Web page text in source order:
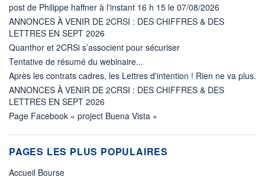
post de Philippe haffner à l'instant 16 h 15 le 07/08/2026
ANNONCES À VENIR DE 2CRSI : DES CHIFFRES & DES
LETTRES EN SEPT 2026
Quanthor et 2CRSi s’associent pour sécuriser
Tentative de résumé du webinaire...
Après les contrats cadres, les Lettres d'intention ! Rien ne va plus.
ANNONCES À VENIR DE 2CRSI : DES CHIFFRES & DES
LETTRES EN SEPT 2026
Page Facebook « project Buena Vista »
PAGES LES PLUS POPULAIRES
Accueil Bourse